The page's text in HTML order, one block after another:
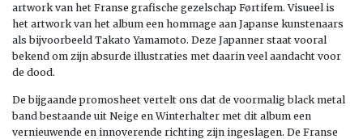
artwork van het Franse grafische gezelschap Førtifem. Visueel is
het artwork van het album een hommage aan Japanse kunstenaars
als bijvoorbeeld Takato Yamamoto. Deze Japanner staat vooral
bekend om zijn absurde illustraties met daarin veel aandacht voor
de dood.
De bijgaande promosheet vertelt ons dat de voormalig black metal
band bestaande uit Neige en Winterhalter met dit album een
vernieuwende en innoverende richting zijn ingeslagen. De Franse